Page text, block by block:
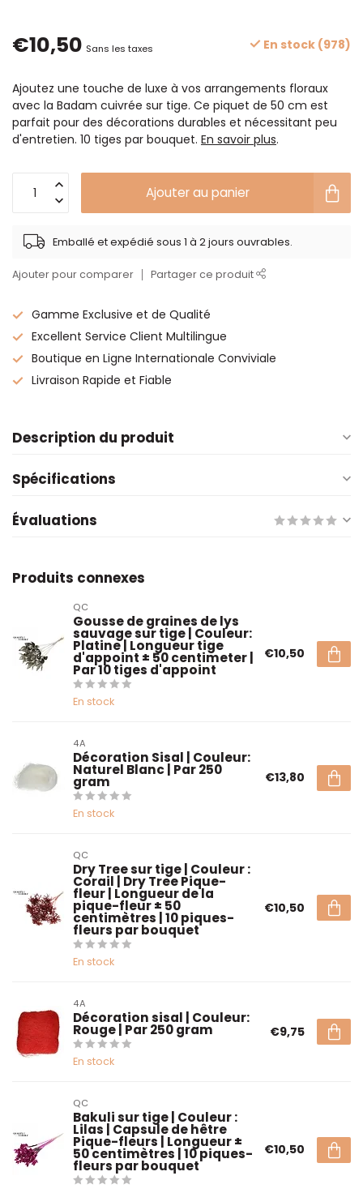
€10,50 Sans les taxes En stock (978)
Ajoutez une touche de luxe à vos arrangements floraux
avec la Badam cuivrée sur tige. Ce piquet de 50 cm est
parfait pour des décorations durables et nécessitant peu
d'entretien. 10 tiges par bouquet. En savoir plus.
Ajouter au panier
Emballé et expédié sous 1 à 2 jours ouvrables.
Ajouter pour comparer Partager ce produit
Gamme Exclusive et de Qualité
Excellent Service Client Multilingue
Boutique en Ligne Internationale Conviviale
Livraison Rapide et Fiable
Description du produit
Spécifications
Évaluations
Produits connexes
QC
Gousse de graines de lys
sauvage sur tige | Couleur:
Platine | Longueur tige
d'appoint ± 50 centimeter |
Par 10 tiges d'appoint
En stock
€10,50
4A
Décoration Sisal | Couleur:
Naturel Blanc | Par 250
gram
En stock
€13,80
QC
Dry Tree sur tige | Couleur :
Corail | Dry Tree Pique-
fleur | Longueur de la
pique-fleur ± 50
centimètres | 10 piques-
fleurs par bouquet
En stock
€10,50
4A
Décoration sisal | Couleur:
Rouge | Par 250 gram
En stock
€9,75
QC
Bakuli sur tige | Couleur :
Lilas | Capsule de hêtre
Pique-fleurs | Longueur ±
50 centimètres | 10 piques-
fleurs par bouquet
€10,50